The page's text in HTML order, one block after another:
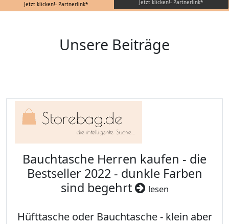
Jetzt klicken!- Partnerlink* Jetzt klicken!- Partnerlink*
Unsere Beiträge
Bauchtasche Herren kaufen - die
Bestseller 2022 - dunkle Farben
sind begehrt
lesen
Hüfttasche oder Bauchtasche - klein aber